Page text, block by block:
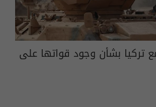
تركيا بشأن وجود قواتها على